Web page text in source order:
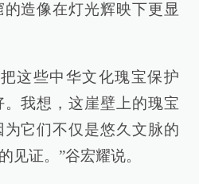
造像在灯光辉映下更显
这些中华文化瑰宝保护
我想，这崖壁上的瑰宝
它们不仅是悠久文脉的
见证。”谷宏耀说。